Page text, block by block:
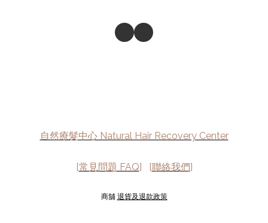
自然療髮中心 Natural Hair Recovery Center
[常見問題 FAQ] [聯絡我們]
商舖 退貨及退款政策